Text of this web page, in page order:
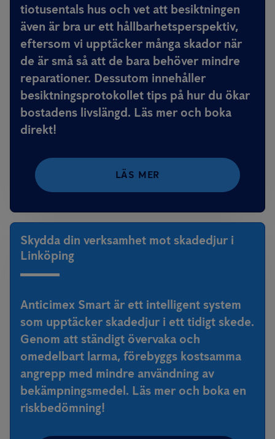
tiotusentals hus och vet att besiktningen
även är bra ur ett hållbarhetsperspektiv,
eftersom vi upptäcker många skador när
de är små så att de bara behöver mindre
reparationer. Dessutom innehåller
besiktningsprotokollet tips på hur du ökar
bostadens livslängd. Läs mer och boka
direkt!
LÄS MER
Skydda din verksamhet mot skadedjur i
Linköping
Anticimex Smart är ett intelligent system
som upptäcker skadedjur i ett tidigt skede.
Genom att ständigt övervaka och
omedelbart larma, förebyggs kostsamma
angrepp med mindre användning av
bekämpningsmedel. Läs mer och boka en
riskbedömning!